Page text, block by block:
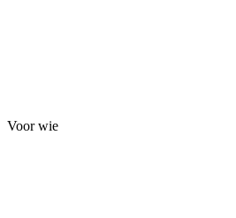
Voor wie